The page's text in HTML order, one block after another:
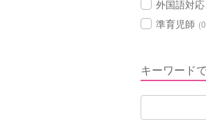
外国語対応
準育児師
キーワード